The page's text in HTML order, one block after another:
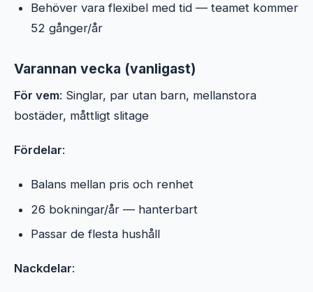
Behöver vara flexibel med tid — teamet kommer
52 gånger/år
Varannan vecka (vanligast)
För vem: Singlar, par utan barn, mellanstora
bostäder, måttligt slitage
Fördelar:
Balans mellan pris och renhet
26 bokningar/år — hanterbart
Passar de flesta hushåll
Nackdelar: